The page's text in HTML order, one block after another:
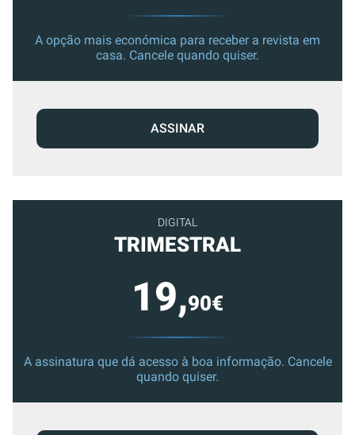
A opção mais económica para receber a revista em
casa. Cancele quando quiser.
ASSINAR
DIGITAL
TRIMESTRAL
19,90€
A assinatura que dá acesso à boa informação. Cancele
quando quiser.